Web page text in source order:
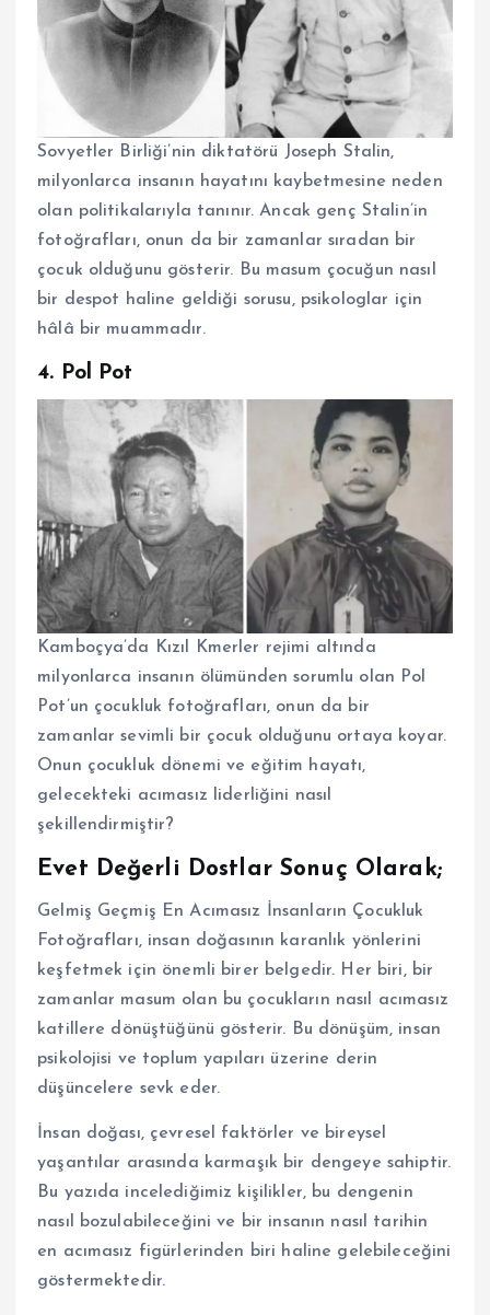
Sovyetler Birliği’nin diktatörü Joseph Stalin,
milyonlarca insanın hayatını kaybetmesine neden
olan politikalarıyla tanınır. Ancak genç Stalin’in
fotoğrafları, onun da bir zamanlar sıradan bir
çocuk olduğunu gösterir. Bu masum çocuğun nasıl
bir despot haline geldiği sorusu, psikologlar için
hâlâ bir muammadır.
4. Pol Pot
Kamboçya’da Kızıl Kmerler rejimi altında
milyonlarca insanın ölümünden sorumlu olan Pol
Pot’un çocukluk fotoğrafları, onun da bir
zamanlar sevimli bir çocuk olduğunu ortaya koyar.
Onun çocukluk dönemi ve eğitim hayatı,
gelecekteki acımasız liderliğini nasıl
şekillendirmiştir?
Evet Değerli Dostlar Sonuç Olarak;
Gelmiş Geçmiş En Acımasız İnsanların Çocukluk
Fotoğrafları, insan doğasının karanlık yönlerini
keşfetmek için önemli birer belgedir. Her biri, bir
zamanlar masum olan bu çocukların nasıl acımasız
katillere dönüştüğünü gösterir. Bu dönüşüm, insan
psikolojisi ve toplum yapıları üzerine derin
düşüncelere sevk eder.
İnsan doğası, çevresel faktörler ve bireysel
yaşantılar arasında karmaşık bir dengeye sahiptir.
Bu yazıda incelediğimiz kişilikler, bu dengenin
nasıl bozulabileceğini ve bir insanın nasıl tarihin
en acımasız figürlerinden biri haline gelebileceğini
göstermektedir.